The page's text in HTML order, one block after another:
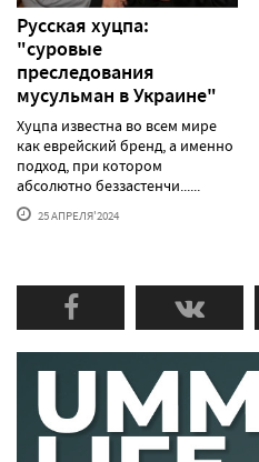
Русская хуцпа:
"суровые
преследования
мусульман в Украине"
Хуцпа известна во всем мире
как еврейский бренд, а именно
подход, при котором
абсолютно беззастенчи......
25 АПРЕЛЯ'2024